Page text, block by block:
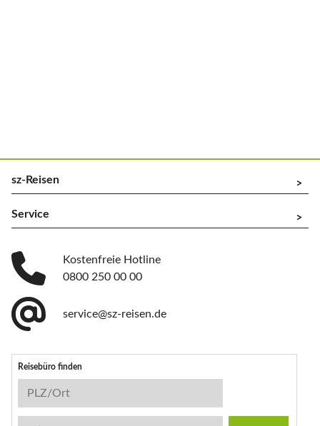
sz-Reisen ^
Service ^
Kostenfreie Hotline
0800 250 00 00
service@sz-reisen.de
Reisebüro finden
Reisebüro-Suche
PLZ/Ort